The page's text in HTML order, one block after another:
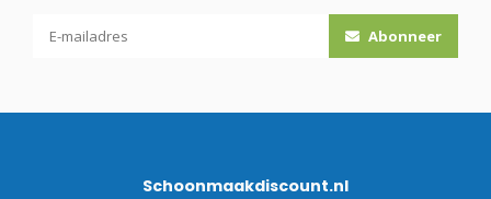
Abonneer
Schoonmaakdiscount.nl